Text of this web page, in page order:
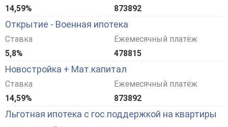
14,59%
873892
Открытие - Военная ипотека
Ставка
5,8%
Ежемесячный платёж
478815
Новостройка + Мат.капитал
Ставка
14,59%
Ежемесячный платёж
873892
Льготная ипотека с гос.поддержкой на квартиры